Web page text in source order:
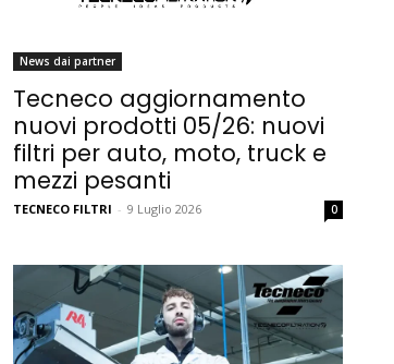
News dai partner
Tecneco aggiornamento
nuovi prodotti 05/26: nuovi
filtri per auto, moto, truck e
mezzi pesanti
TECNECO FILTRI - 9 Luglio 2026 0